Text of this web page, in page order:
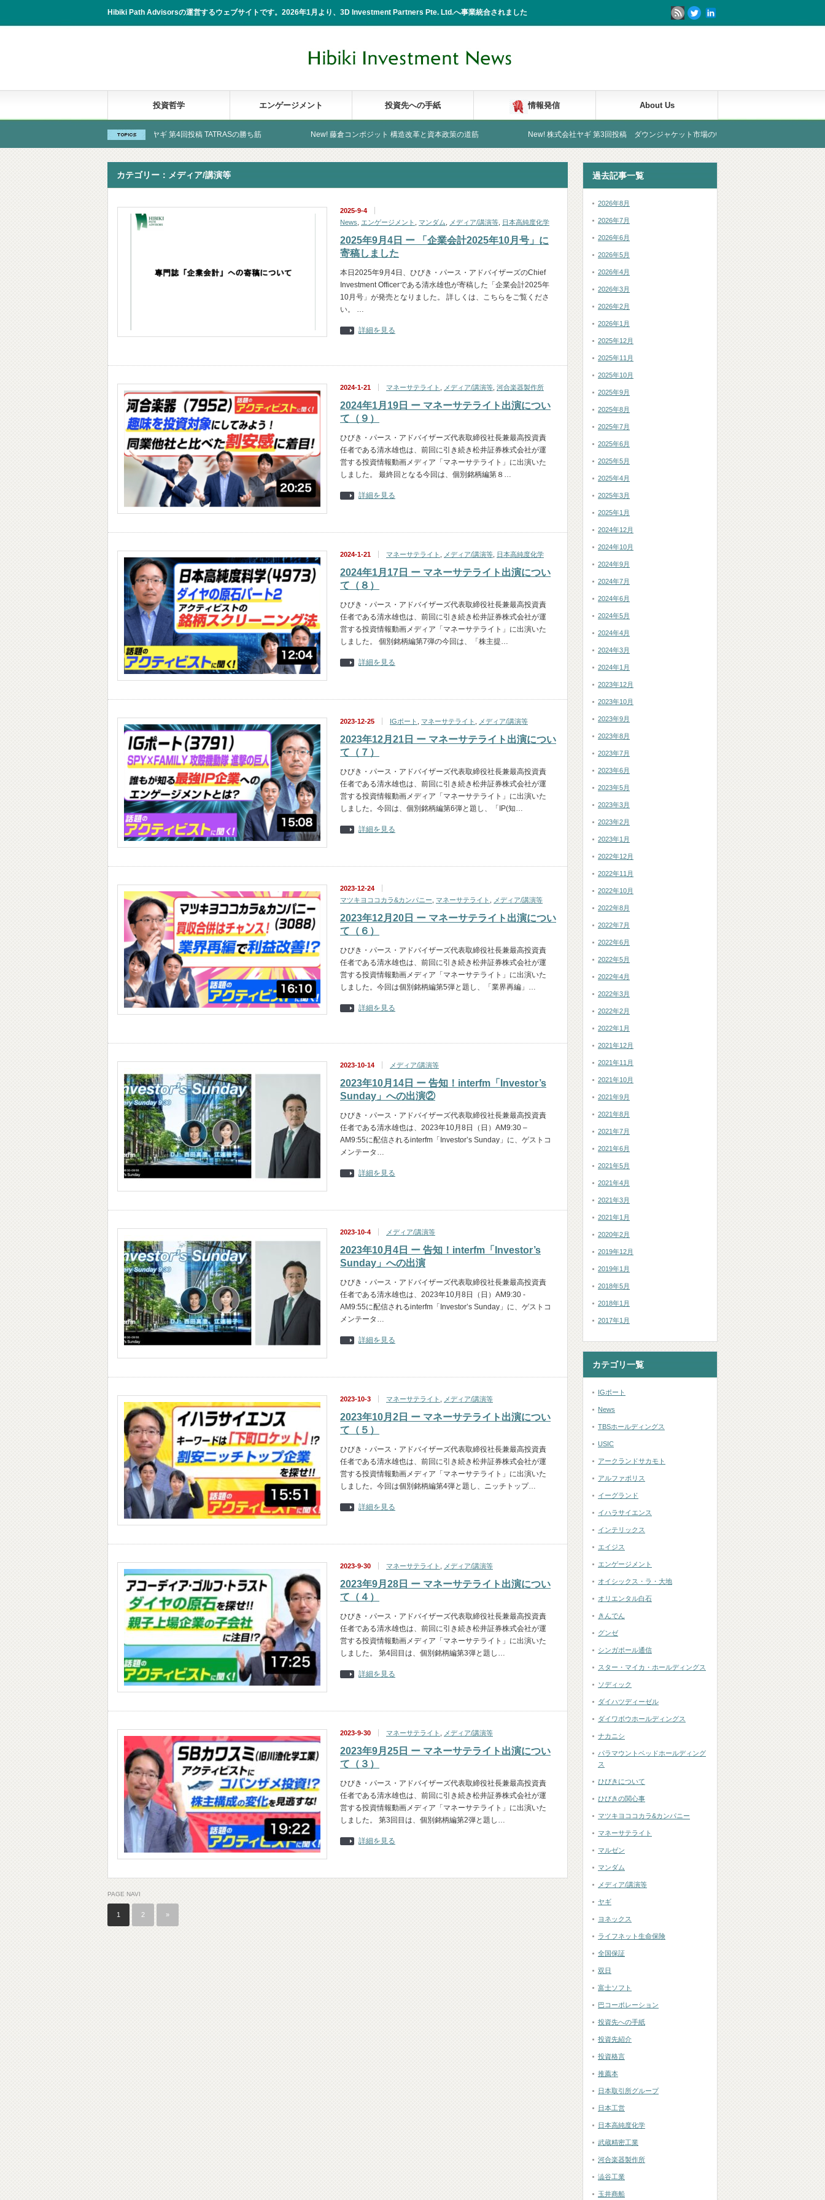
Hibiki Path Advisorsの運営するウェブサイトです。2026年1月より、3D Investment Partners Pte. Ltd.へ事業統合されました
投資哲学 エンゲージメント 投資先への手紙 情報発信 About Us
New! 株式会社ヤギ 第4回投稿 TATRASの勝ち筋 New! 藤倉コンポジット 構造改革と資本政策の道筋 New! 株式会社ヤギ 第3回投稿 ダウンジャケット市場のいろは
カテゴリー：メディア/講演等
2025-9-4
News
エンゲージメント マンダム メディア/講演等 日本高純度化学
2025年9月4日 ー 「企業会計2025年10月号」に
寄稿しました
本日2025年9月4日、ひびき・パース・アドバイザーズのChief
Investment Officerである清水雄也が寄稿した「企業会計2025年
10月号」が発売となりました。 詳しくは、こちらをご覧くださ
い。 …
詳細を見る
2024-1-21 マネーサテライト メディア/講演等 河合楽器製作所
2024年1月19日 ー マネーサテライト出演につい
て（９）
ひびき・パース・アドバイザーズ代表取締役社長兼最高投資責
任者である清水雄也は、前回に引き続き松井証券株式会社が運
営する投資情報動画メディア「マネーサテライト」に出演いた
しました。 最終回となる今回は、個別銘柄編第８…
詳細を見る
2024-1-21 マネーサテライト メディア/講演等 日本高純度化学
2024年1月17日 ー マネーサテライト出演につい
て（８）
ひびき・パース・アドバイザーズ代表取締役社長兼最高投資責
任者である清水雄也は、前回に引き続き松井証券株式会社が運
営する投資情報動画メディア「マネーサテライト」に出演いた
しました。 個別銘柄編第7弾の今回は、「株主提…
詳細を見る
2023-12-25 IGポート マネーサテライト メディア/講演等
2023年12月21日 ー マネーサテライト出演につい
て（７）
ひびき・パース・アドバイザーズ代表取締役社長兼最高投資責
任者である清水雄也は、前回に引き続き松井証券株式会社が運
営する投資情報動画メディア「マネーサテライト」に出演いた
しました。今回は、個別銘柄編第6弾と題し、「IP(知…
詳細を見る
2023-12-24
マツキヨココカラ&カンパニー
マネーサテライト メディア/講演等
2023年12月20日 ー マネーサテライト出演につい
て（６）
ひびき・パース・アドバイザーズ代表取締役社長兼最高投資責
任者である清水雄也は、前回に引き続き松井証券株式会社が運
営する投資情報動画メディア「マネーサテライト」に出演いた
しました。今回は個別銘柄編第5弾と題し、「業界再編」…
詳細を見る
2023-10-14 メディア/講演等
2023年10月14日 ー 告知！interfm「Investor’s
Sunday」への出演②
ひびき・パース・アドバイザーズ代表取締役社長兼最高投資責
任者である清水雄也は、2023年10月8日（日）AM9:30 –
AM9:55に配信されるinterfm「Investor’s Sunday」に、ゲストコ
メンテータ…
詳細を見る
2023-10-4 メディア/講演等
2023年10月4日 ー 告知！interfm「Investor’s
Sunday」への出演
ひびき・パース・アドバイザーズ代表取締役社長兼最高投資責
任者である清水雄也は、2023年10月8日（日）AM9:30 -
AM9:55に配信されるinterfm「Investor’s Sunday」に、ゲストコ
メンテータ…
詳細を見る
2023-10-3 マネーサテライト メディア/講演等
2023年10月2日 ー マネーサテライト出演につい
て（５）
ひびき・パース・アドバイザーズ代表取締役社長兼最高投資責
任者である清水雄也は、前回に引き続き松井証券株式会社が運
営する投資情報動画メディア「マネーサテライト」に出演いた
しました。今回は個別銘柄編第4弾と題し、ニッチトップ…
詳細を見る
2023-9-30 マネーサテライト メディア/講演等
2023年9月28日 ー マネーサテライト出演につい
て（４）
ひびき・パース・アドバイザーズ代表取締役社長兼最高投資責
任者である清水雄也は、前回に引き続き松井証券株式会社が運
営する投資情報動画メディア「マネーサテライト」に出演いた
しました。 第4回目は、個別銘柄編第3弾と題し…
詳細を見る
2023-9-30 マネーサテライト メディア/講演等
2023年9月25日 ー マネーサテライト出演につい
て（３）
ひびき・パース・アドバイザーズ代表取締役社長兼最高投資責
任者である清水雄也は、前回に引き続き松井証券株式会社が運
営する投資情報動画メディア「マネーサテライト」に出演いた
しました。 第3回目は、個別銘柄編第2弾と題し…
詳細を見る
PAGE NAVI
1 2 »
過去記事一覧
2026年8月
2026年7月
2026年6月
2026年5月
2026年4月
2026年3月
2026年2月
2026年1月
2025年12月
2025年11月
2025年10月
2025年9月
2025年8月
2025年7月
2025年6月
2025年5月
2025年4月
2025年3月
2025年1月
2024年12月
2024年10月
2024年9月
2024年7月
2024年6月
2024年5月
2024年4月
2024年3月
2024年1月
2023年12月
2023年10月
2023年9月
2023年8月
2023年7月
2023年6月
2023年5月
2023年3月
2023年2月
2023年1月
2022年12月
2022年11月
2022年10月
2022年8月
2022年7月
2022年6月
2022年5月
2022年4月
2022年3月
2022年2月
2022年1月
2021年12月
2021年11月
2021年10月
2021年9月
2021年8月
2021年7月
2021年6月
2021年5月
2021年4月
2021年3月
2021年1月
2020年2月
2019年12月
2019年1月
2018年5月
2018年1月
2017年1月
カテゴリ一覧
IGポート
News
TBSホールディングス
USIC
アークランドサカモト
アルファポリス
イーグランド
イハラサイエンス
インテリックス
エイジス
エンゲージメント
オイシックス・ラ・大地
オリエンタル白石
きんでん
グンゼ
シンガポール通信
スター・マイカ・ホールディングス
ソディック
ダイハツディーゼル
ダイワボウホールディングス
ナカニシ
パラマウントベッドホールディング
ス
ひびきについて
ひびきの関心事
マツキヨココカラ&カンパニー
マネーサテライト
マルゼン
マンダム
メディア/講演等
ヤギ
ヨネックス
ライフネット生命保険
全国保証
双日
富士ソフト
巴コーポレーション
投資先への手紙
投資先紹介
投資格言
推薦本
日本取引所グループ
日本工営
日本高純度化学
武蔵精密工業
河合楽器製作所
澁谷工業
玉井商船